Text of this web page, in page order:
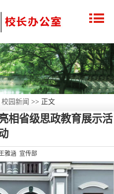
校园新闻 >> 正文
相省级思政教育展示活
雅涵 宣传部